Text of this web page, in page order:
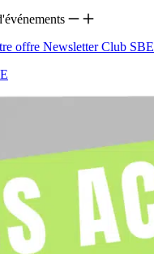
offre NewsletterClub SBE